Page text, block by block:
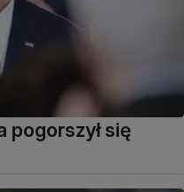
pogorszył się